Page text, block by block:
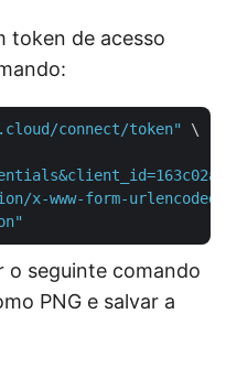
token de acesso
connect/token"
\
x-www-form-urlencoded"
o seguinte comando
PNG e salvar a